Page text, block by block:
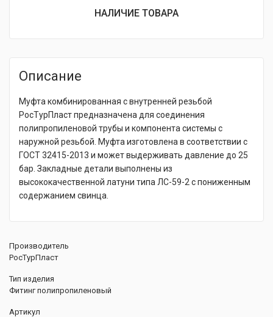
НАЛИЧИЕ ТОВАРА
Описание
Муфта комбинированная с внутренней резьбой
РосТурПласт предназначена для соединения
полипропиленовой трубы и компонента системы с
наружной резьбой. Муфта изготовлена в соответствии с
ГОСТ 32415-2013 и может выдерживать давление до 25
бар. Закладные детали выполнены из
высококачественной латуни типа ЛС-59-2 с пониженным
содержанием свинца.
Производитель
РосТурПласт
Тип изделия
Фитинг полипропиленовый
Артикул